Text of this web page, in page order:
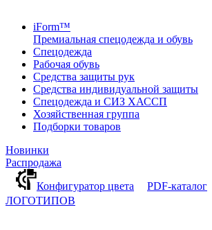
iForm™
Премиальная спецодежда и обувь
Спецодежда
Рабочая обувь
Средства защиты рук
Средства индивидуальной защиты
Спецодежда и СИЗ ХАССП
Хозяйственная группа
Подборки товаров
Новинки
Распродажа
Конфигуратор цвета
PDF-каталог
ЛОГОТИПОВ